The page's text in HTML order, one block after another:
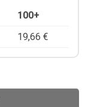
100+
19,66 €